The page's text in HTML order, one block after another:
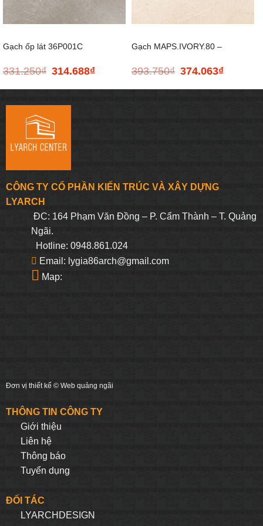
Gạch ốp lát 36P001C
331.250₫ Giá
331.250₫.
314.688₫Giá
Gạch MAPS.IVORY.80 –
393.750₫ Giá
374.063₫Giá
CÔNG TY CỔ PHẦN KIẾN TRÚC VÀ XÂY DỰNG
LYARCH
ĐC: 164 Phạm Văn Đồng – P. Cẩm Thành – T. Quảng
Ngãi.
Hotline: 0948.861.024
Email: lygia86arch@gmail.com
Map:
Đơn vị thiết kế © Web quảng ngãi
THÔNG TIN CÔNG TY
Giới thiệu
Liên hệ
Thông báo
Tuyển dụng
ĐỐI TÁC
LYARCHDESIGN